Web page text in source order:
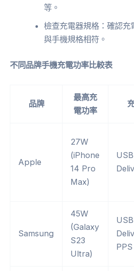
等。
檢查充電器規格：確認
與手機規格相符。
不同品牌手機充電功率比較表
品牌
最高充
電功率
Apple
27W
(iPhone
14 Pro
Max)
Samsung
45W
(Galaxy
S23
Ultra)
PPS